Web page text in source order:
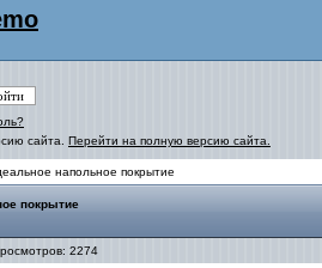
сайта. Перейти на полную версию сайта.
напольное покрытие
покрытие
2274